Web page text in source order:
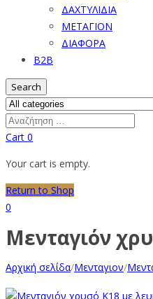
ΔΑΧΤΥΛΙΔΙΑ
ΜΕΤΑΓΙΟΝ
ΔΙΑΦΟΡΑ
B2B
Search
Cart 0
Your cart is empty.
Return to Shop
0
Μενταγιόν
Αρχική σελίδα/Μενταγιον/